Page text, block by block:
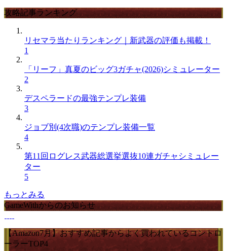
攻略記事ランキング
リセマラ当たりランキング｜新武器の評価も掲載！
1
「リーフ」真夏のビッグ3ガチャ(2026)シミュレーター
2
デスペラードの最強テンプレ装備
3
ジョブ別(4次職)のテンプレ装備一覧
4
第11回ログレス武器総選挙選抜10連ガチャシミュレー
ター
5
もっとみる
GameWithからのお知らせ
【Amazon7月】おすすめ記事からよく買われているコントロ
ーラーTOP4